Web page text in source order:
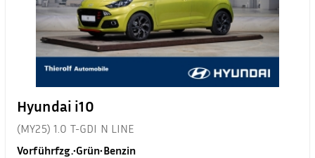
Hyundai i10
(MY25) 1.0 T-GDI N LINE
Vorführfzg.•Grün•Benzin